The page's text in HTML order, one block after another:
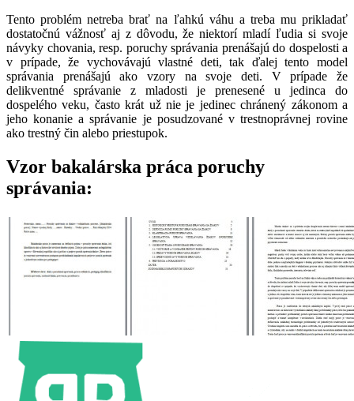
Tento problém netreba brať na ľahkú váhu a treba mu prikladať
dostatočnú vážnosť aj z dôvodu, že niektorí mladí ľudia si svoje
návyky chovania, resp. poruchy správania prenášajú do dospelosti a
v prípade, že vychovávajú vlastné deti, tak ďalej tento model
správania prenášajú ako vzory na svoje deti. V prípade že
delikventné správanie z mladosti je prenesené u jedinca do
dospelého veku, často krát už nie je jedinec chránený zákonom a
jeho konanie a správanie je posudzované v trestnoprávnej rovine
ako trestný čin alebo priestupok.
Vzor bakalárska práca poruchy
správania: